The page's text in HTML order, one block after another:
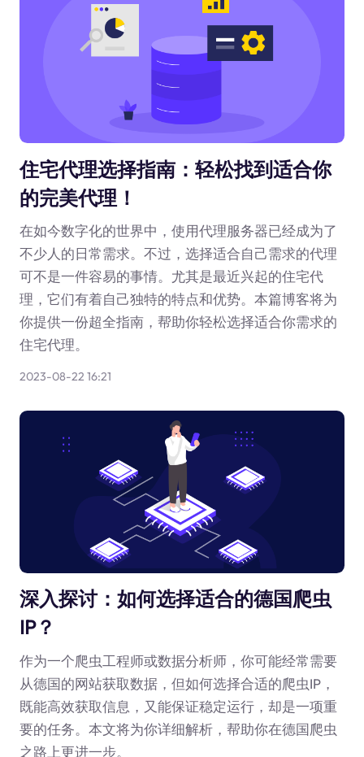
住宅代理选择指南：轻松找到适合你
的完美代理！
在如今数字化的世界中，使用代理服务器已经成为了
不少人的日常需求。不过，选择适合自己需求的代理
可不是一件容易的事情。尤其是最近兴起的住宅代
理，它们有着自己独特的特点和优势。本篇博客将为
你提供一份超全指南，帮助你轻松选择适合你需求的
住宅代理。
2023-08-22 16:21
深入探讨：如何选择适合的德国爬虫
IP？
作为一个爬虫工程师或数据分析师，你可能经常需要
从德国的网站获取数据，但如何选择合适的爬虫IP，
既能高效获取信息，又能保证稳定运行，却是一项重
要的任务。本文将为你详细解析，帮助你在德国爬虫
之路上更进一步。